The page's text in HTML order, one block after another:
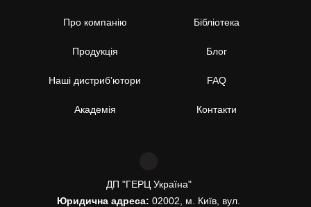
Про компанію
Продукція
Наші дистриб’ютори
Академія
Бібліотека
Блог
FAQ
Контакти
ДП "ГЕРЦ Україна"
Юридична адреса: 02002, м. Київ, вул.